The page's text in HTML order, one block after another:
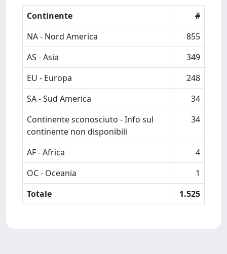
Continente
#
NA - Nord America
855
AS - Asia
349
EU - Europa
248
SA - Sud America
34
Continente sconosciuto - Info sul
continente non disponibili
34
AF - Africa
4
OC - Oceania
1
Totale
1.525